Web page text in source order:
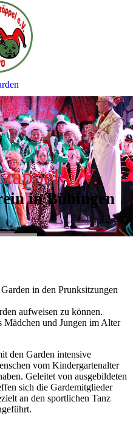
e.V.
in Bübingen
in den Prunksitzungen
aufweisen zu können.
Mädchen und Jungen im Alter
den Garden intensive
vom Kindergartenalter
Geleitet von ausgebildeten
sich die Gardemitglieder
an den sportlichen Tanz